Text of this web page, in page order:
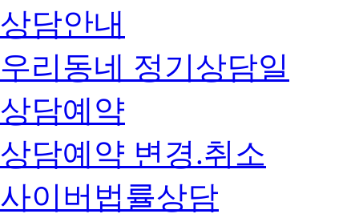
상담안내
우리동네 정기상담일
상담예약
상담예약 변경.취소
사이버법률상담